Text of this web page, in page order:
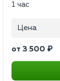
1 час
Цена
от 3 500 ₽